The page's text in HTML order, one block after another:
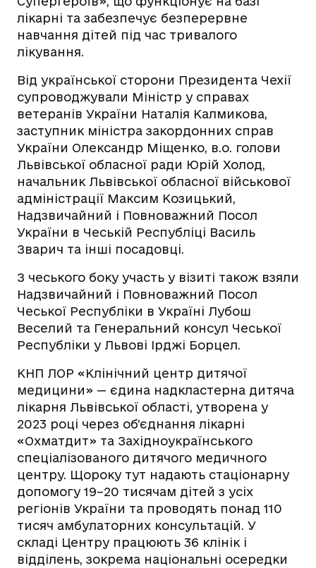
лікарні та забезпечує безперервне
навчання дітей під час тривалого
лікування.
Від української сторони Президента Чехії
супроводжували Міністр у справах
ветеранів України Наталія Калмикова,
заступник міністра закордонних справ
України Олександр Міщенко, в.о. голови
Львівської обласної ради Юрій Холод,
начальник Львівської обласної військової
адміністрації Максим Козицький,
Надзвичайний і Повноважний Посол
України в Чеській Республіці Василь
Зварич та інші посадовці.
З чеського боку участь у візиті також взяли
Надзвичайний і Повноважний Посол
Чеської Республіки в Україні Лубош
Веселий та Генеральний консул Чеської
Республіки у Львові Ірджі Борцел.
КНП ЛОР «Клінічний центр дитячої
медицини» — єдина надкластерна дитяча
лікарня Львівської області, утворена у
2023 році через об’єднання лікарні
«Охматдит» та Західноукраїнського
спеціалізованого дитячого медичного
центру. Щороку тут надають стаціонарну
допомогу 19–20 тисячам дітей з усіх
регіонів України та проводять понад 110
тисяч амбулаторних консультацій. У
складі Центру працюють 36 клінік і
відділень, зокрема національні осередки